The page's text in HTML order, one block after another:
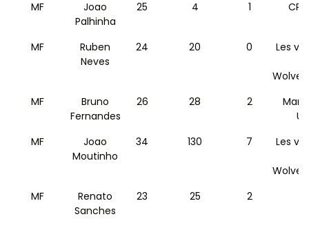
MF
Joao
Palhinha
25 4 1 CP
MF
Ruben
Neves
24 20 0
Les
MF
Bruno
Fernandes
26 28 2
MF
Joao
Moutinho
34 130 7
Les
MF
Renato
Sanches
23 25 2